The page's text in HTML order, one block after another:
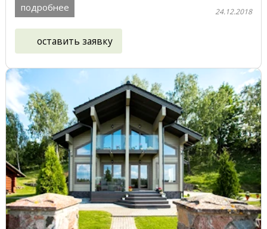
подробнее 24.12.2018
оставить заявку